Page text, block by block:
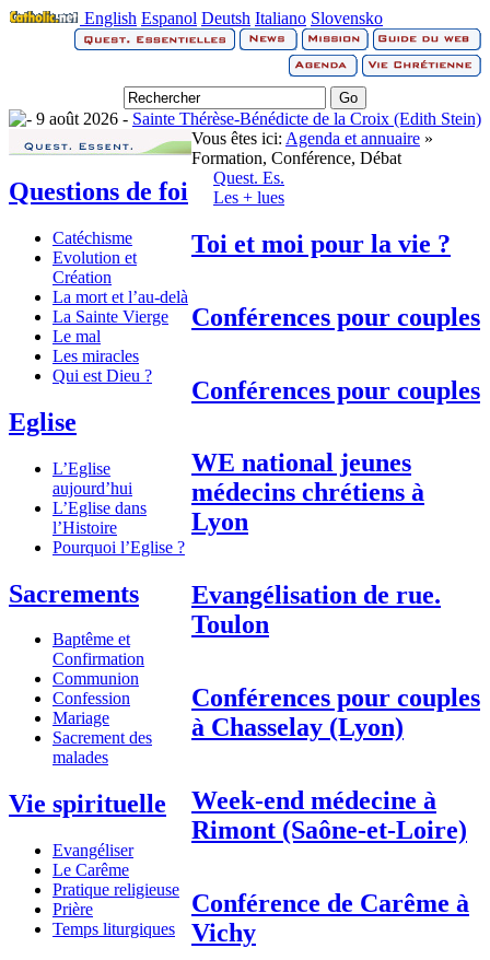
English Espanol Deutsh Italiano Slovensko
9 août 2026 - Sainte Thérèse-Bénédicte de la Croix (Edith Stein)
Questions de foi
Catéchisme
Evolution et
Création
La mort et l’au-delà
La Sainte Vierge
Le mal
Les miracles
Qui est Dieu ?
Eglise
L’Eglise
aujourd’hui
L’Eglise dans
l’Histoire
Pourquoi l’Eglise ?
Sacrements
Baptême et
Confirmation
Communion
Confession
Mariage
Sacrement des
malades
Vie spirituelle
Evangéliser
Le Carême
Pratique religieuse
Prière
Temps liturgiques
Vous êtes ici: Agenda et annuaire »
Formation, Conférence, Débat
Quest. Es.
Les + lues
Toi et moi pour la vie ?
Conférences pour couples
Conférences pour couples
WE national jeunes
médecins chrétiens à
Lyon
Evangélisation de rue.
Toulon
Conférences pour couples
à Chasselay (Lyon)
Week-end médecine à
Rimont (Saône-et-Loire)
Conférence de Carême à
Vichy